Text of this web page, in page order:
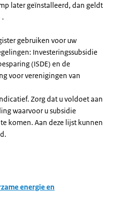
later geïnstalleerd, dan geldt
gebruiken voor uw
Investeringssubsidie
(ISDE) en de
voor verenigingen van
Zorg dat u voldoet aan
waarvoor u subsidie
komen. Aan deze lijst kunnen
energie en